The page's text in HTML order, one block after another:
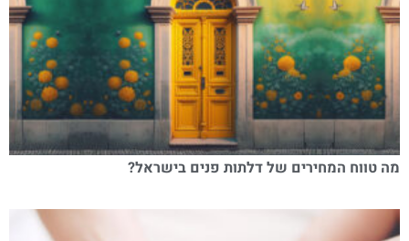
מה טווח המחירים של דלתות פנים בישראל?